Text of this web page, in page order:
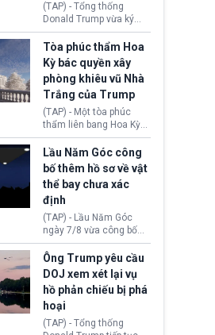
(TAP) - Tổng thống
Donald Trump vừa ký
sắc lệnh áp thuế bổ
sung 15% cùng cơ chế
giá sàn nhập khẩu
nghiêm ngặt đối với
polysilicon và các sản
phẩm hạ nguồn. Quyết
định này nhằm khôi
phục chuỗi cung ứng
công nghệ, năng lượng
mặt trời nội địa trước sự
thống trị của Trung
Quốc.
Tòa phúc thẩm Hoa
Kỳ bác quyền xây
phòng khiêu vũ Nhà
Trắng của Trump
(TAP) - Một tòa phúc
thẩm liên bang Hoa Kỳ
vừa phán quyết, chính
quyền Tổng thống
Donald Trump không có
quyền tự ý xây phòng
khiêu vũ mới rộng
khoảng 90.000 feet
vuông tại khu vực Cánh
Đông Nhà Trắng.
Lầu Năm Góc công
bố thêm hồ sơ về vật
thể bay chưa xác
định
(TAP) - Lầu Năm Góc
ngày 7/8 vừa công bố
thêm 41 hồ sơ liên quan
đến UFO hay còn được
gọi là hiện tượng bất
thường chưa xác định
(UAP). Những tài liệu này
bao gồm hình ảnh,
video, báo cáo từ nhiều
cơ quan khác nhau như
Ông Trump yêu cầu
DOJ xem xét lại vụ
hồ phản chiếu bị phá
hoại
(TAP) - Tổng thống